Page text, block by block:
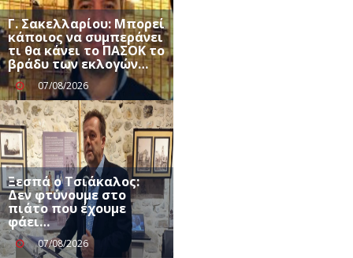
Γ. Σακελλαρίου: Μπορεί
κάποιος να συμπεράνει
τι θα κάνει το ΠΑΣΟΚ το
βράδυ των εκλογών…
07/08/2026
Ξεσπά ο Τσιάκαλος:
Δεν φτύνουμε στο
πιάτο που έχουμε
φάει…
07/08/2026